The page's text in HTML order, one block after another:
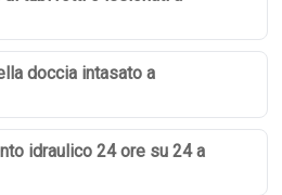
doccia intasato a
idraulico 24 ore su 24 a